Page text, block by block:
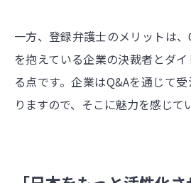
一方、登録弁護士のメリットは
を抱えている企業の決裁者とダ
る点です。企業はQ&Aを通じて
りますので、そこに魅力を感じて